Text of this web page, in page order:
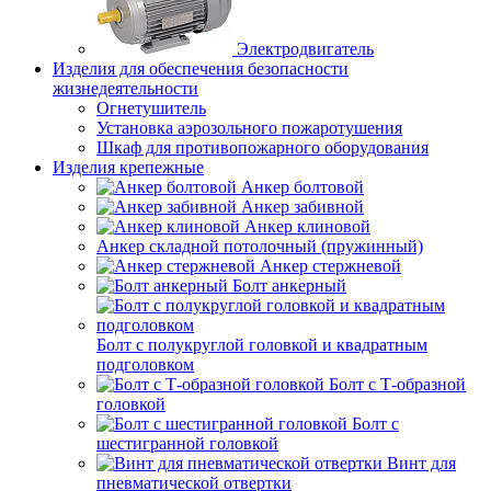
Электродвигатель
Изделия для обеспечения безопасности
жизнедеятельности
Огнетушитель
Установка аэрозольного пожаротушения
Шкаф для противопожарного оборудования
Изделия крепежные
Анкер болтовой
Анкер забивной
Анкер клиновой
Анкер складной потолочный (пружинный)
Анкер стержневой
Болт анкерный
Болт с полукруглой головкой и квадратным
подголовком
Болт с Т-образной
головкой
Болт с
шестигранной головкой
Винт для
пневматической отвертки